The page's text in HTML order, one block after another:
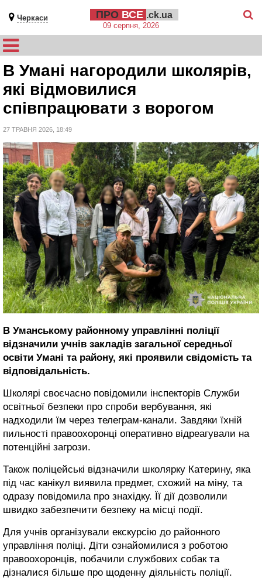
Черкаси ПРО ВСЕ .ck.ua
09 серпня, 2026
В Умані нагородили школярів,
які відмовилися
співпрацювати з ворогом
27 ТРАВНЯ 2026, 18:49
В Уманському районному управлінні поліції
відзначили учнів закладів загальної середньої
освіти Умані та району, які проявили свідомість та
відповідальність.
Школярі своєчасно повідомили інспекторів Служби
освітньої безпеки про спроби вербування, які
надходили їм через телеграм-канали. Завдяки їхній
пильності правоохоронці оперативно відреагували на
потенційні загрози.
Також поліцейські відзначили школярку Катерину, яка
під час канікул виявила предмет, схожий на міну, та
одразу повідомила про знахідку. Її дії дозволили
швидко забезпечити безпеку на місці події.
Для учнів організували екскурсію до районного
управління поліці. Діти ознайомилися з роботою
правоохоронців, побачили службових собак та
дізналися більше про щоденну діяльність поліції.